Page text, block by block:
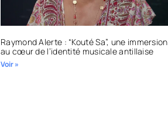
Raymond Alerte : “Kouté Sa”, une immersion
au cœur de l’identité musicale antillaise
Voir »